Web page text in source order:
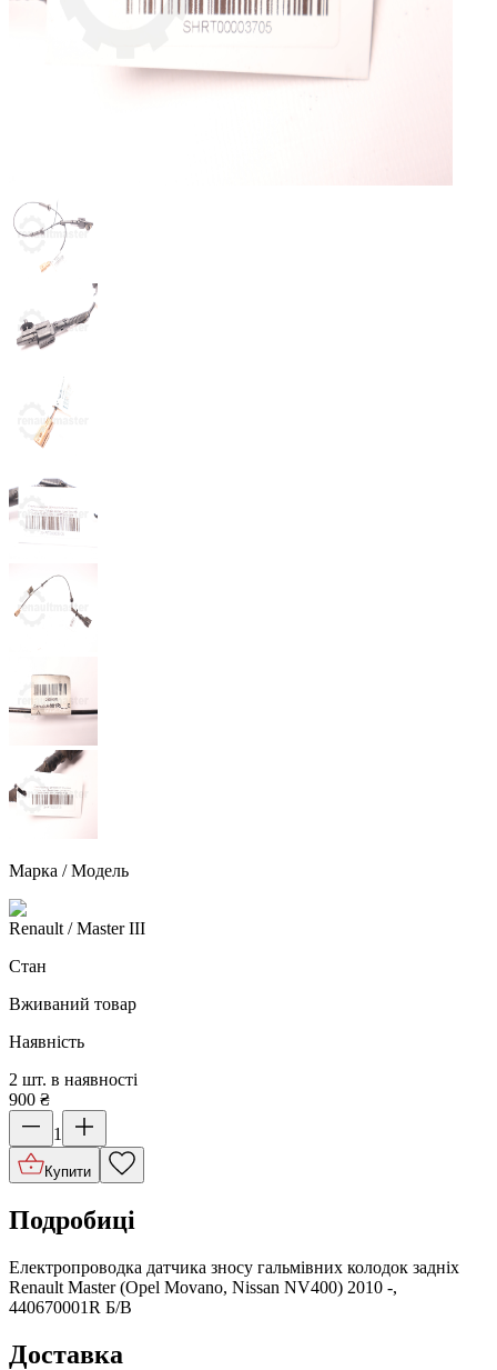
Марка / Модель
Renault / Master III
Стан
Вживаний товар
Наявність
2 шт. в наявності
900 ₴
1
Купити
Подробиці
Електропроводка датчика зносу гальмівних колодок задніх
Renault Master (Opel Movano, Nissan NV400) 2010 -,
440670001R Б/В
Доставка